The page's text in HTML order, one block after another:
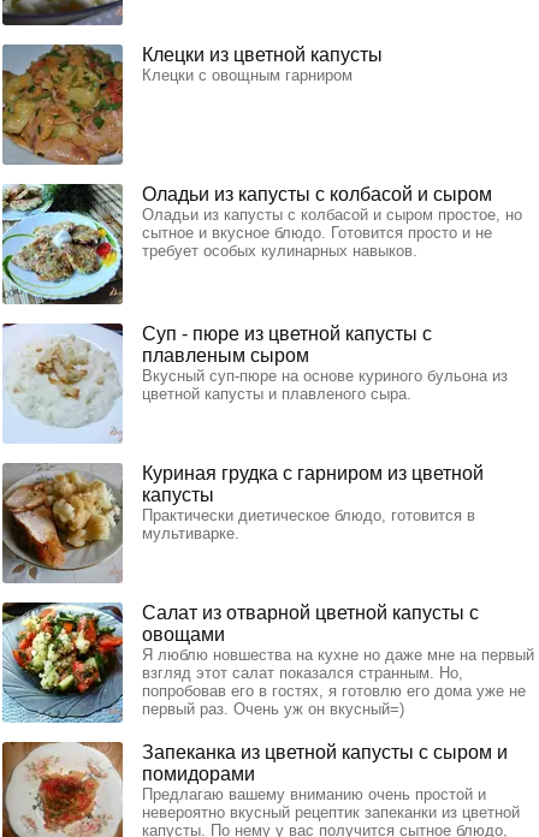
Клецки из цветной капусты
Клецки с овощным гарниром
Оладьи из капусты с колбасой и сыром
Оладьи из капусты с колбасой и сыром простое, но
сытное и вкусное блюдо. Готовится просто и не
требует особых кулинарных навыков.
Суп - пюре из цветной капусты с
плавленым сыром
Вкусный суп-пюре на основе куриного бульона из
цветной капусты и плавленого сыра.
Куриная грудка с гарниром из цветной
капусты
Практически диетическое блюдо, готовится в
мультиварке.
Салат из отварной цветной капусты с
овощами
Я люблю новшества на кухне но даже мне на первый
взгляд этот салат показался странным. Но,
попробовав его в гостях, я готовлю его дома уже не
первый раз. Очень уж он вкусный=)
Запеканка из цветной капусты с сыром и
помидорами
Предлагаю вашему вниманию очень простой и
невероятно вкусный рецептик запеканки из цветной
капусты. По нему у вас получится сытное блюдо,